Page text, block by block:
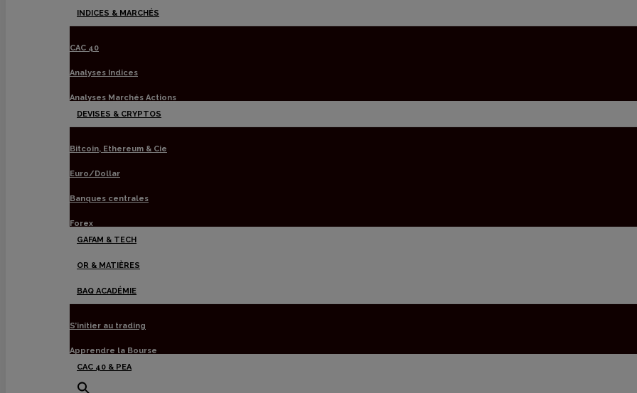
Menu
INDICES & MARCHÉS
CAC 40
Analyses Indices
Analyses Marchés Actions
DEVISES & CRYPTOS
Bitcoin, Ethereum & Cie
Euro/Dollar
Banques centrales
Forex
GAFAM & TECH
OR & MATIÈRES
BAQ ACADÉMIE
S’initier au trading
Apprendre la Bourse
CAC 40 & PEA